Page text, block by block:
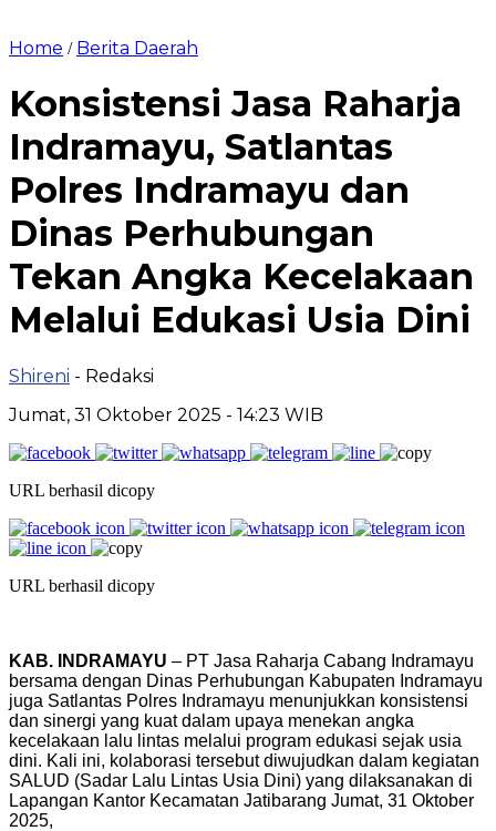
Home / Berita Daerah
Konsistensi Jasa Raharja
Indramayu, Satlantas
Polres Indramayu dan
Dinas Perhubungan
Tekan Angka Kecelakaan
Melalui Edukasi Usia Dini
Shireni - Redaksi
Jumat, 31 Oktober 2025 - 14:23 WIB
URL berhasil dicopy
URL berhasil dicopy
KAB. INDRAMAYU – PT Jasa Raharja Cabang Indramayu
bersama dengan Dinas Perhubungan Kabupaten Indramayu
juga Satlantas Polres Indramayu menunjukkan konsistensi
dan sinergi yang kuat dalam upaya menekan angka
kecelakaan lalu lintas melalui program edukasi sejak usia
dini. Kali ini, kolaborasi tersebut diwujudkan dalam kegiatan
SALUD (Sadar Lalu Lintas Usia Dini) yang dilaksanakan di
Lapangan Kantor Kecamatan Jatibarang Jumat, 31 Oktober
2025,